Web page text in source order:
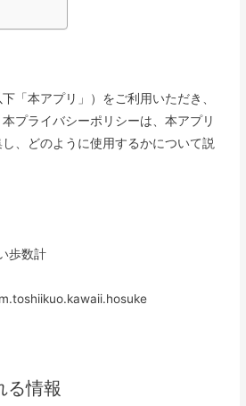
「本アプリ」）をご利用いただき、
プライバシーポリシーは、本アプリ
、どのように使用するかについて説
歩数計
る情報